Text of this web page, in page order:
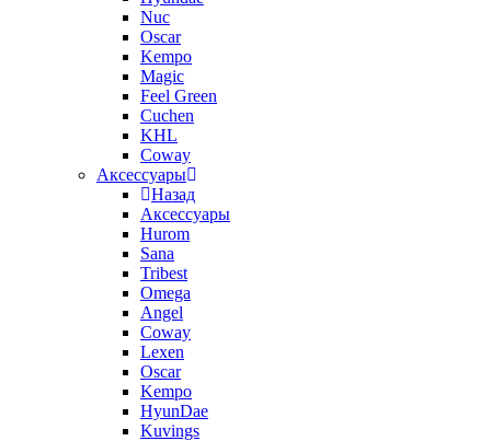
Nuc
Oscar
Kempo
Magic
Feel Green
Cuchen
KHL
Coway
Аксессуары
Назад
Аксессуары
Hurom
Sana
Tribest
Omega
Angel
Coway
Lexen
Oscar
Kempo
HyunDae
Kuvings